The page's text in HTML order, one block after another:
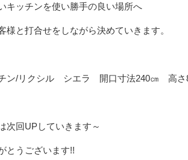
キッチンを使い勝手の良い場所へ
様と打合せをしながら決めていきます。
ン/リクシル シエラ 開口寸法240㎝ 高
次回UPしていきます～
とうございます!!